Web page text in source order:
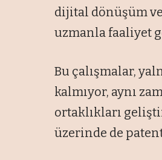
dijital dönüşüm
uzmanla faaliyet
Bu çalışmalar,
kalmıyor, aynı
ortaklıkları
üzerinde de